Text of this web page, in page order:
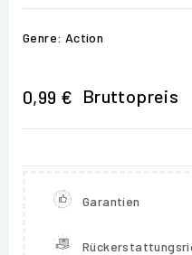
Genre: Action
0,99 € Bruttopreis
Garantien